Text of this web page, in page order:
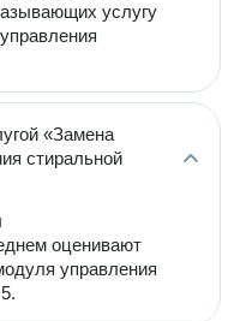
услугу
«Замена
стиральной
оценивают
управления